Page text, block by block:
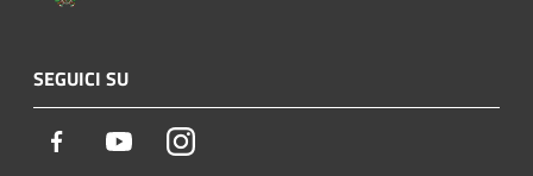
SEGUICI SU
Facebook YoutubeInstagram